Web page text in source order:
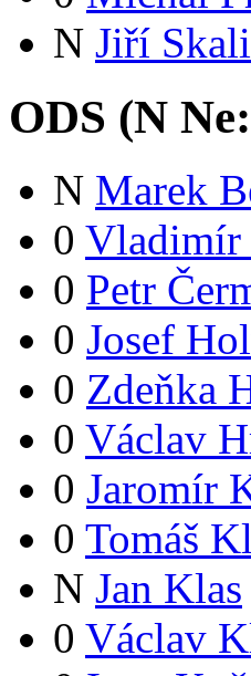
N Jiří
ODS (N Ne:
N Marek
0 Vladimír
0 Petr
0 Josef
0 Zdeňka
0 Václav
0 Jaromír
0 Tomáš
N Jan Klas
0 Václav